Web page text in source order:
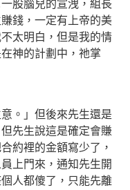
股腦兒的宣洩，組長
錢，一定有上帝的美
太明白，但是我的情
神的計劃中，祂掌
。」但後來先生還是
先生說這是確定會賺
約裡的金額寫少了，
上門來，通知先生開
人都傻了，只能先離